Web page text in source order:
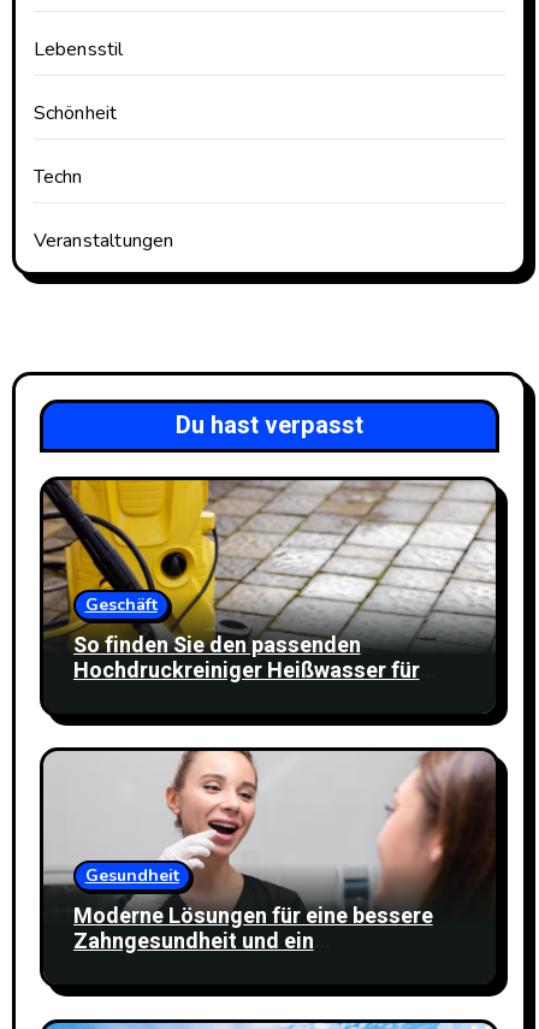
Lebensstil
Schönheit
Techn
Veranstaltungen
Du hast verpasst
Geschäft
So finden Sie den passenden
Hochdruckreiniger Heißwasser für
Gesundheit
Moderne Lösungen für eine bessere
Zahngesundheit und ein